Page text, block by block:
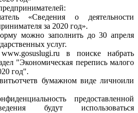
«Сведения о деятельности
за 2020 год».
можно заполнить до 30 апреля
услуг.
в поиске набрать
"Экономическая перепись малого
год".
бумажном виде личноили
предоставленной
будут использоваться